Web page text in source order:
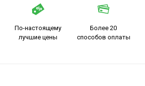
По-настоящему
лучшие цены
Более 20
способов оплаты